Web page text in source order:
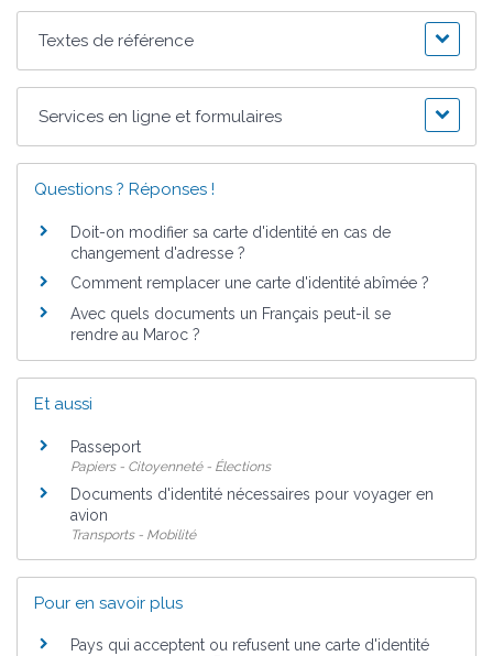
Textes de référence
Services en ligne et formulaires
Questions ? Réponses !
Doit-on modifier sa carte d'identité en cas de
changement d'adresse ?
Comment remplacer une carte d'identité abîmée ?
Avec quels documents un Français peut-il se
rendre au Maroc ?
Et aussi
Passeport
Papiers - Citoyenneté - Élections
Documents d'identité nécessaires pour voyager en
avion
Transports - Mobilité
Pour en savoir plus
Pays qui acceptent ou refusent une carte d'identité